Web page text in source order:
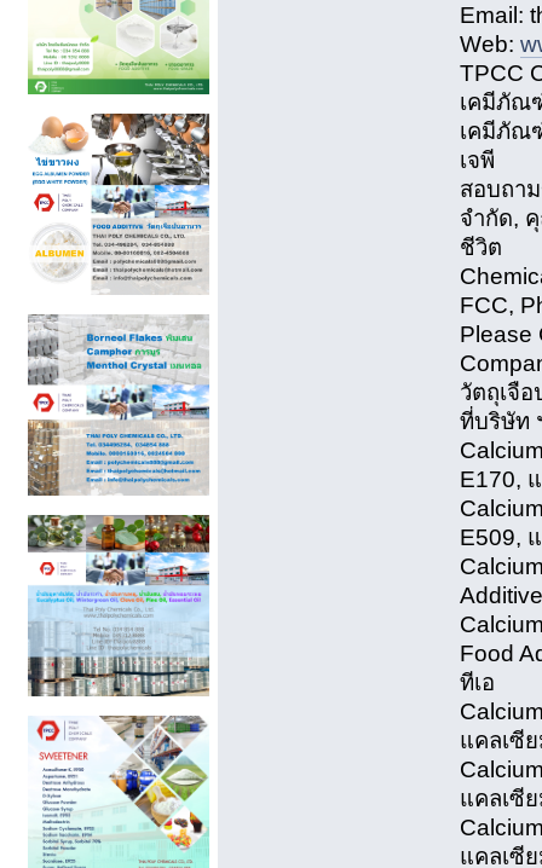
Email:
Web:
TPCC
เคมีภัณ
เคมีภัณ
เจพี
สอบถา
จำกัด,
ชีวิต
FCC,
Please
วัตถุเจื
ที่บริษัท
E170,
E509,
Food
ทีเอ
แคลเซี
แคลเซี
แคลเซี